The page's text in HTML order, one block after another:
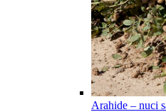
Arahide – nuci